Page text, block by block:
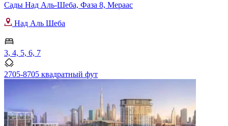
Сады Над Аль-Шеба, Фаза 8, Мераас
Над Аль Шеба
3, 4, 5, 6, 7
2705-8705 квадратный фут